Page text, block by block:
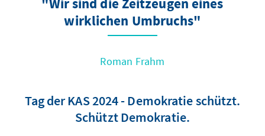
"Wir sind die Zeitzeugen eines
wirklichen Umbruchs"
Roman Frahm
Tag der KAS 2024 - Demokratie schützt.
Schützt Demokratie.